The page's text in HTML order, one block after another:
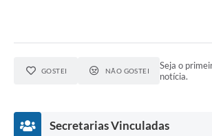
GOSTEI NÃO GOSTEI
Seja o
notícia.
Secretarias Vinculadas